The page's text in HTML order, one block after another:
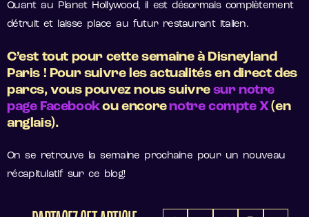
Quant au Planet Hollywood, il est désormais complètement
détruit et laisse place au futur restaurant italien.
C’est tout pour cette semaine à Disneyland
Paris ! Pour suivre les actualités en direct des
parcs, vous pouvez nous suivre sur notre
page Facebookou encorenotre compte X(en
anglais).
On se retrouve la semaine prochaine pour un nouveau
récapitulatif sur ce blog!